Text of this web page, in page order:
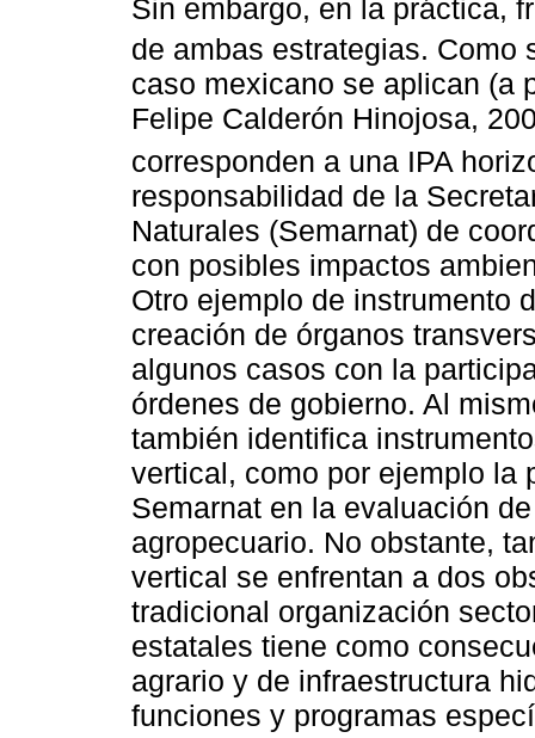
Sin embargo, en la práctica,
de ambas estrategias. Como
caso mexicano se aplican (a
Felipe Calderón Hinojosa,
corresponden a una IPA
responsabilidad de la
Naturales (Semarnat) de
con posibles impactos
Otro ejemplo de instrumento
creación de órganos
algunos casos con la
órdenes de gobierno. Al
también identifica
vertical, como por ejemplo la
Semarnat en la evaluación
agropecuario. No obstante,
vertical se enfrentan a dos
tradicional organización
estatales tiene como
agrario y de infraestructura
funciones y programas